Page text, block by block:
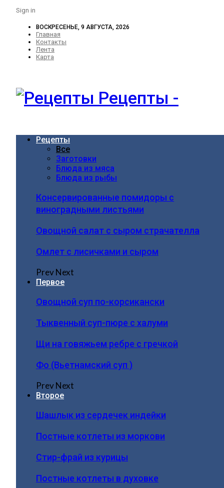
Sign in
ВОСКРЕСЕНЬЕ, 9 АВГУСТА, 2026
Главная
Контакты
Лента
Карта
Рецепты -
Рецепты
Все
Заготовки
Блюда из мяса
Блюда из рыбы
Консервированные помидоры с
виноградными листьями
Овощной салат с сыром страчателла
Омлет с лисичками и сыром
PrevNext
Первое
Овощной суп по-корсикански
Тыквенный суп-пюре с халуми
Щи на говяжьем ребре с гречкой
Фо (Вьетнамский суп )
PrevNext
Второе
Шашлык из сердечек индейки
Постные котлеты из моркови
Стир-фрай из курицы
Постные котлеты в духовке